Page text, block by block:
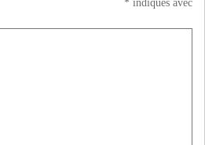
indiqués avec
*